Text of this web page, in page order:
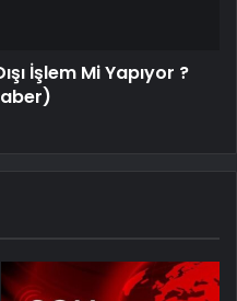
İşlem Mi Yapıyor ?